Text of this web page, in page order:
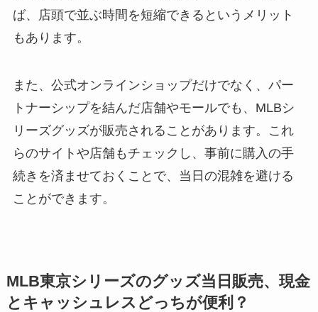
ば、店頭で並ぶ時間を短縮できるというメリット
もあります。
また、公式オンラインショップだけでなく、パー
トナーシップを結んだ店舗やモールでも、MLBシ
リーズグッズが販売されることがあります。これ
らのサイトや店舗もチェックし、事前に購入の手
続きを済ませておくことで、当日の混雑を避ける
ことができます。
MLB東京シリーズのグッズ当日販売、現金
とキャッシュレスどっちが便利？